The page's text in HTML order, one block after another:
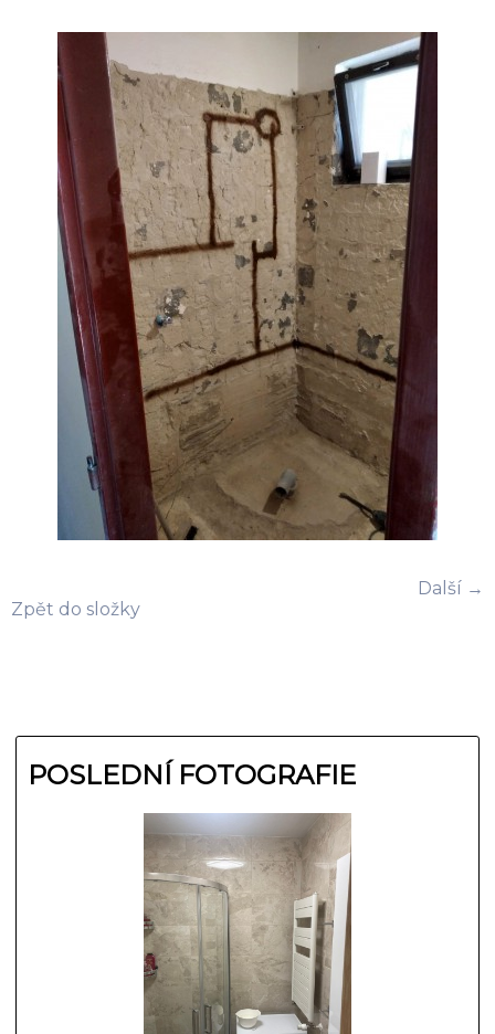
Další →
Zpět do složky
POSLEDNÍ FOTOGRAFIE